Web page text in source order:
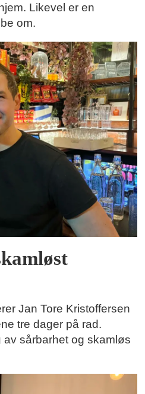
Likevel er en
om.
Jan Tore Kristoffersen
tre dager på rad.
sårbarhet og skamløs